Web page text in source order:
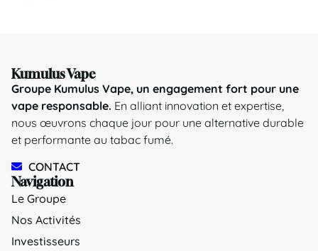
Kumulus Vape
Groupe Kumulus Vape, un engagement fort pour une
vape responsable. En alliant innovation et expertise,
nous œuvrons chaque jour pour une alternative durable
et performante au tabac fumé.
CONTACT
Navigation
Le Groupe
Nos Activités
Investisseurs